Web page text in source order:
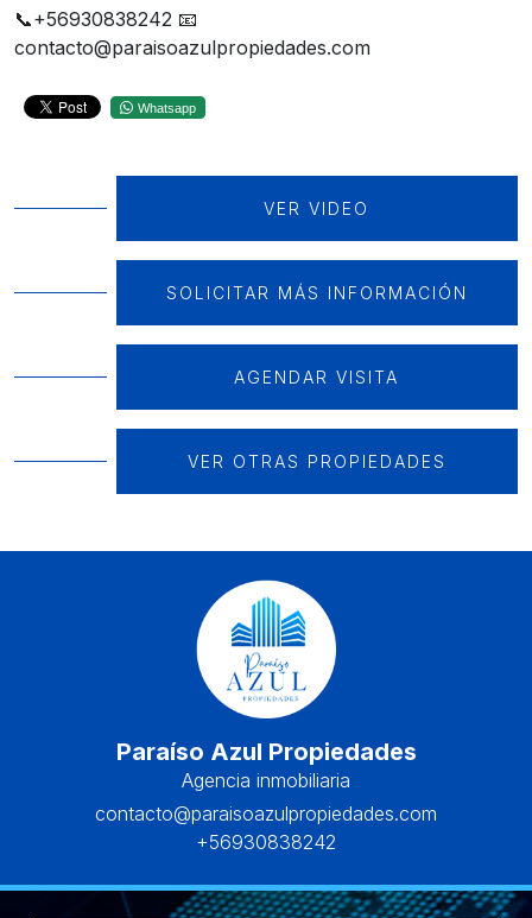
📞+56930838242 📧​
contacto@paraisoazulpropiedades.com
Whatsapp
VER VIDEO
SOLICITAR MÁS INFORMACIÓN
AGENDAR VISITA
VER OTRAS PROPIEDADES
Paraíso Azul Propiedades
Agencia inmobiliaria
contacto@paraisoazulpropiedades.com
+56930838242